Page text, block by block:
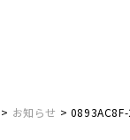
> お知らせ >